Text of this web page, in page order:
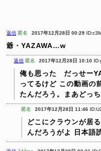
返信 匿名 2017年12月28日 00:29
爺・YAZAWA…w
返信 匿名 2017年12月28日 10:10
俺も思った だっせー
ってるけど この動画の
たんだろう。まあどっ
匿名 2017年12月28日 11:46
どこにクラウンが居
んだろうがよ
日本語